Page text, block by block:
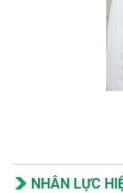
NHÂN LỰC